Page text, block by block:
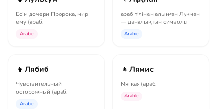
Есім дочери Пророка, мир
ему (араб.
Arabic
араб тілінен алынған Лукман
— даналықтын символы
Arabic
👦 Лябиб
Чувствительный,
осторожный (араб.
Arabic
👧 Лямис
Мягкая (араб.
Arabic